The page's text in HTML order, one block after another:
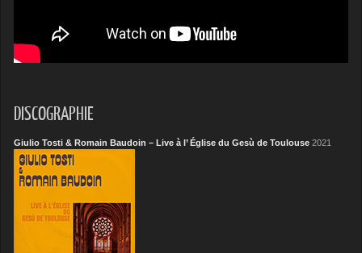
DISCOGRAPHIE
Giulio Tosti & Romain Baudoin – Live à l’ Église du Gesù de Toulouse 2021